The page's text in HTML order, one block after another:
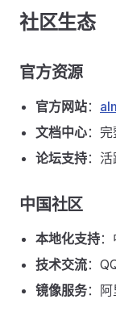
社区生态
官方资源
官方网站：
文档中心：
论坛支持：
中国社区
本地化支持
技术交流：
镜像服务：